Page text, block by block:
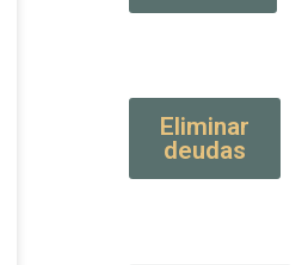
Eliminar
deudas